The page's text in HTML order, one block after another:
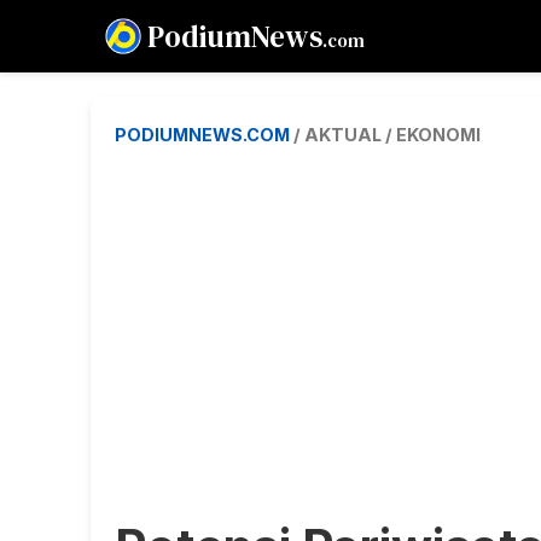
PodiumNews.com
PODIUMNEWS.COM / AKTUAL / EKONOMI